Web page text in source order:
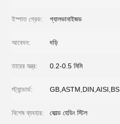
ইস্পাত গ্রেড: গ্যালভানাইজড
আবেদন: দড়ি
তারের যন্ত্র: 0.2-0.5 মিমি
স্ট্যান্ডার্ড: GB,ASTM,DIN,AISI,BS
বিশেষ ব্যবহার: কোল্ড হেডিং স্টিল